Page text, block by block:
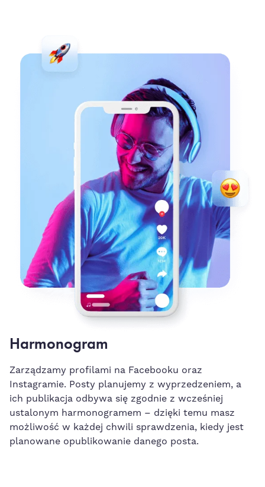
Harmonogram
Zarządzamy profilami na Facebooku oraz
Instagramie. Posty planujemy z wyprzedzeniem, a
ich publikacja odbywa się zgodnie z wcześniej
ustalonym harmonogramem – dzięki temu masz
możliwość w każdej chwili sprawdzenia, kiedy jest
planowane opublikowanie danego posta.